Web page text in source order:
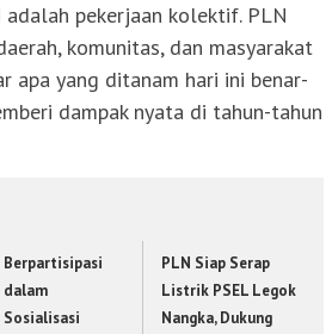
adalah pekerjaan kolektif. PLN
komunitas, dan masyarakat
apa yang ditanam hari ini benar-
dampak nyata di tahun-tahun
Berpartisipasi
dalam
Sosialisasi
PLN Siap Serap
Listrik PSEL Legok
Nangka, Dukung